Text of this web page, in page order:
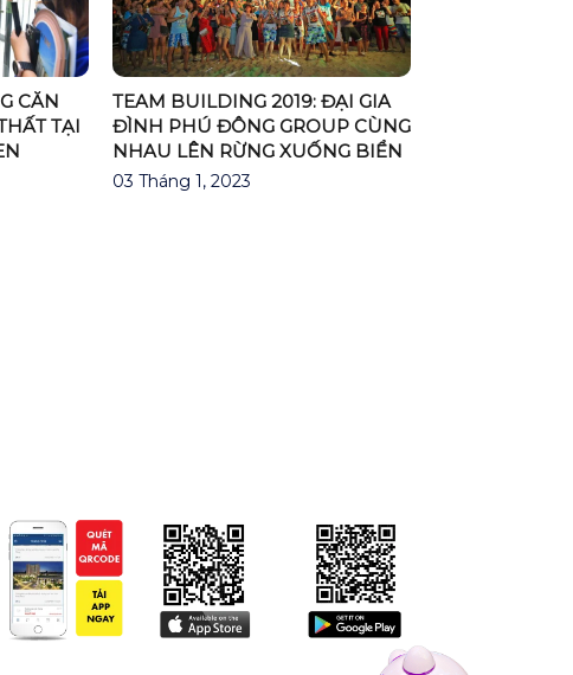
CĂN
TẠI
TEAM BUILDING 2019: ĐẠI GIA
ĐÌNH PHÚ ĐÔNG GROUP CÙNG
NHAU LÊN RỪNG XUỐNG BIỂN
03 Tháng 1, 2023